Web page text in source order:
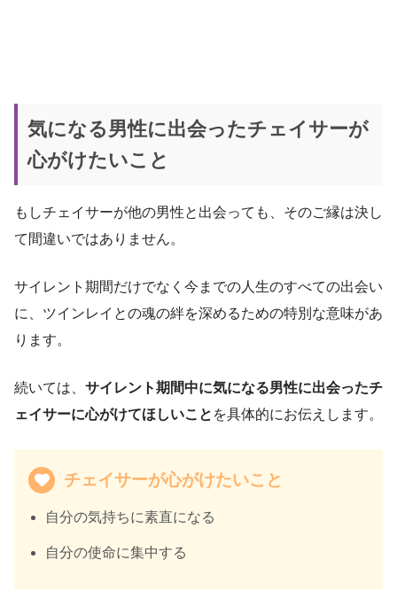
気になる男性に出会ったチェイサーが
心がけたいこと
もしチェイサーが他の男性と出会っても、そのご縁は決し
て間違いではありません。
サイレント期間だけでなく今までの人生のすべての出会い
に、ツインレイとの魂の絆を深めるための特別な意味があ
ります。
続いては、 サイレント期間中に気になる男性に出会ったチ
ェイサーに心がけてほしいこと を具体的にお伝えします。
チェイサーが心がけたいこと
自分の気持ちに素直になる
自分の使命に集中する